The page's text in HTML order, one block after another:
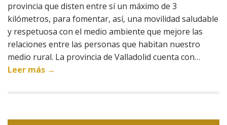
provincia que disten entre sí un máximo de 3
kilómetros, para fomentar, así, una movilidad saludable
y respetuosa con el medio ambiente que mejore las
relaciones entre las personas que habitan nuestro
medio rural. La provincia de Valladolid cuenta con…
Leer más →